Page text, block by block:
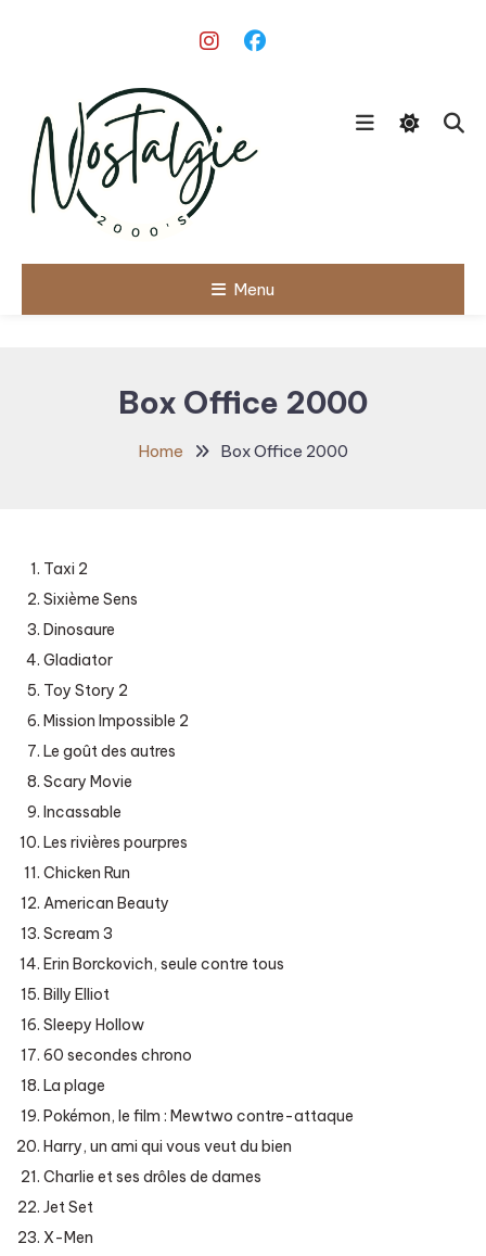
Nostalgie
Menu
Box Office 2000
Home Box Office 2000
Taxi 2
Sixième Sens
Dinosaure
Gladiator
Toy Story 2
Mission Impossible 2
Le goût des autres
Scary Movie
Incassable
Les rivières pourpres
Chicken Run
American Beauty
Scream 3
Erin Borckovich, seule contre tous
Billy Elliot
Sleepy Hollow
60 secondes chrono
La plage
Pokémon, le film : Mewtwo contre-attaque
Harry, un ami qui vous veut du bien
Charlie et ses drôles de dames
Jet Set
X-Men